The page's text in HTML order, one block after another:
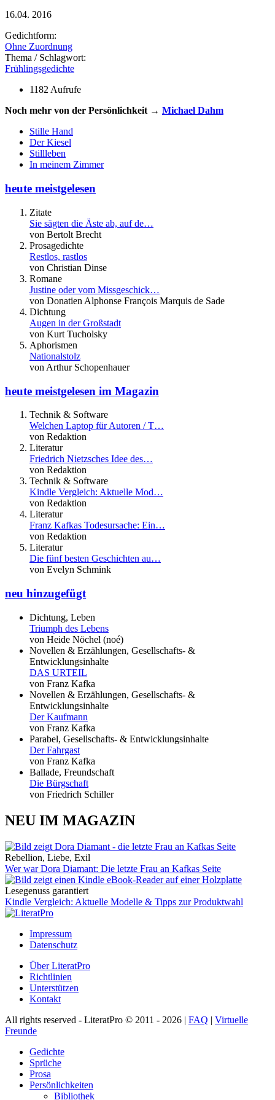
16.04. 2016
Gedichtform:
Ohne Zuordnung
Thema / Schlagwort:
Frühlingsgedichte
1182 Aufrufe
Noch mehr von der Persönlichkeit → Michael Dahm
Stille Hand
Der Kiesel
Stillleben
In meinem Zimmer
heute meistgelesen
Zitate
Sie sägten die Äste ab, auf de…
von Bertolt Brecht
Prosagedichte
Restlos, rastlos
von Christian Dinse
Romane
Justine oder vom Missgeschick…
von Donatien Alphonse François Marquis de Sade
Dichtung
Augen in der Großstadt
von Kurt Tucholsky
Aphorismen
Nationalstolz
von Arthur Schopenhauer
heute meistgelesen im Magazin
Technik & Software
Welchen Laptop für Autoren / T…
von Redaktion
Literatur
Friedrich Nietzsches Idee des…
von Redaktion
Technik & Software
Kindle Vergleich: Aktuelle Mod…
von Redaktion
Literatur
Franz Kafkas Todesursache: Ein…
von Redaktion
Literatur
Die fünf besten Geschichten au…
von Evelyn Schmink
neu hinzugefügt
Dichtung, Leben
Triumph des Lebens
von Heide Nöchel (noé)
Novellen & Erzählungen, Gesellschafts- &
Entwicklungsinhalte
DAS URTEIL
von Franz Kafka
Novellen & Erzählungen, Gesellschafts- &
Entwicklungsinhalte
Der Kaufmann
von Franz Kafka
Parabel, Gesellschafts- & Entwicklungsinhalte
Der Fahrgast
von Franz Kafka
Ballade, Freundschaft
Die Bürgschaft
von Friedrich Schiller
NEU IM MAGAZIN
Rebellion, Liebe, Exil
Wer war Dora Diamant: Die letzte Frau an Kafkas Seite
Lesegenuss garantiert
Kindle Vergleich: Aktuelle Modelle & Tipps zur Produktwahl
Impressum
Datenschutz
Über LiteratPro
Richtlinien
Unterstützen
Kontakt
All rights reserved - LiteratPro © 2011 - 2026 | FAQ | Virtuelle
Freunde
Gedichte
Sprüche
Prosa
Persönlichkeiten
Bibliothek